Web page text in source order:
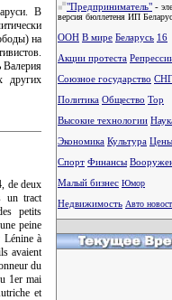
В
на
Валерия
других
de deux
un tract
petits
peine
Lénine à
avaient
du
1er mai
et
"Предприниматель" -
версия бюллетеня ИП
ООН В мире Беларусь 16
Акции протеста
Союзное государство СНГ
Политика Общество Тоp
Высокие технологии
Экономика Культура Цены
Спорт Финансы
Малый бизнес Юмор
Недвижимость Авто